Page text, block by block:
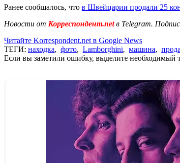
Ранее сообщалось, что в Швейцарии продали 25
Новости от Корреспондент.netв Telegram.
Читайте Korrespondent.net в Google News
ТЕГИ: находка, фото, Lamborghini, машина,
Если вы заметили ошибку, выделите необходимый